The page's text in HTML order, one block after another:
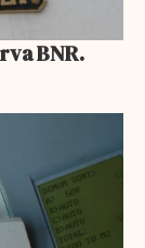
BNR.